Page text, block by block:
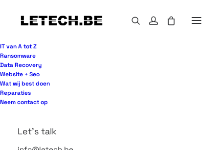
IT van A tot Z
Ransomware
Data Recovery
Website + Seo
Wat wij best doen
Reparaties
Neem contact op
Let's talk
Een aanval begint zelden spectaculair. Meestal
start het met een ogenschijnlijk normale e-mail,
een zwak wachtwoord of een laptop die buiten
organisaties naar een cyber security oplossingen